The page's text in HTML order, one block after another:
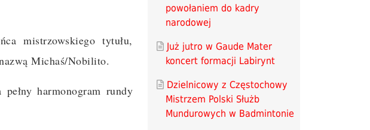
mistrzowskiego tytułu,
Michaś/Nobilito.
harmonogram rundy
powołaniem do kadry
narodowej
Już jutro w Gaude Mater
koncert formacji Labirynt
Dzielnicowy z Częstochowy
Mistrzem Polski Służb
Mundurowych w Badmintonie